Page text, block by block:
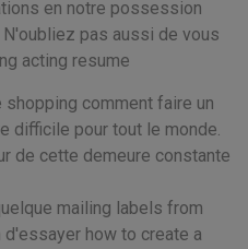
en notre possession
pas aussi de vous
acting resume
shopping comment faire un
difficile pour tout le monde.
de cette demeure constante
mailing labels from
how to create a